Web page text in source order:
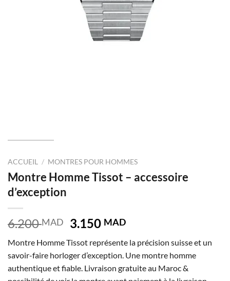
ACCUEIL / MONTRES POUR HOMMES
Montre Homme Tissot – accessoire
d’exception
6.200MAD
Le
initial
était :
6.200 MAD.
3.150 MADLe
actuel
est :
3.150 MAD.
Montre Homme Tissot représente la précision suisse et un
savoir-faire horloger d’exception. Une montre homme
authentique et fiable. Livraison gratuite au Maroc &